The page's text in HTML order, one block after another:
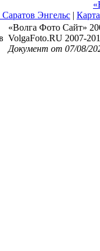
Энгельс |
«Волга Фото Сайт»
VolgaFoto.RU 2007-
Документ от 07/08/